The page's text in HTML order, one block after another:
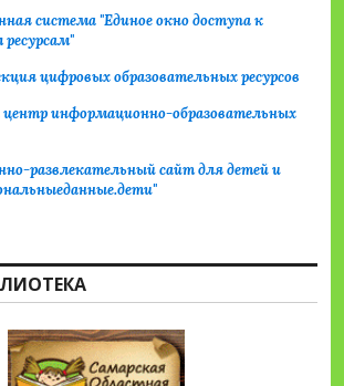
система "Единое окно доступа к
цифровых образовательных ресурсов
информационно-образовательных
развлекательный сайт для детей и